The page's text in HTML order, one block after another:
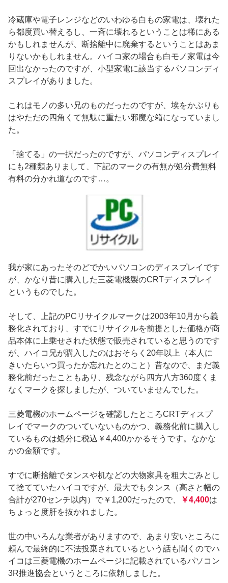
冷蔵庫や電子レンジなどのいわゆる白もの家電は、壊れた
ら都度買い替えるし、一斉に壊れるということは稀にある
かもしれませんが、断捨離中に廃棄するということはあま
りないかもしれません。ハイコ家の場合も白モノ家電は今
回出なかったのですが、小型家電に該当するパソコンディ
スプレイがありました。
これはモノの多い兄のものだったのですが、埃をかぶりも
はやただの四角くて無駄に重たい邪魔な箱になっていまし
た。
「捨てる」の一択だったのですが、パソコンディスプレイ
にも2種類ありまして、下記のマークの有無が処分費無料
有料の分かれ道なのです…。
我が家にあったそのどでかいパソコンのディスプレイです
が、かなり昔に購入した三菱電機製のCRTディスプレイ
というものでした。
そして、上記のPCリサイクルマークは2003年10月から義
務化されており、すでにリサイクルを前提とした価格が商
品本体に上乗せされた状態で販売されていると思うのです
が、ハイコ兄が購入したのはおそらく20年以上（本人に
きいたらいつ買ったか忘れたとのこと）昔なので、まだ義
務化前だったこともあり、残念ながら四方八方360度くま
なくマークを探しましたが、ついていませんでした。
三菱電機のホームページを確認したところCRTディスプ
レイでマークのついていないものかつ、義務化前に購入し
ているものは処分に税込￥4,400かかるそうです。なかな
かの金額です。
すでに断捨離でタンスや机などの大物家具を粗大ごみとし
て捨てていたハイコですが、最大でもタンス（高さと幅の
合計が270センチ以内）で￥1,200だったので、
￥4,400は
ちょっと度肝を抜かれました。
世の中いろんな業者がありますので、あまり安いところに
頼んで最終的に不法投棄されているという話も聞くのでハ
イコは三菱電機のホームページに記載されているパソコン
3R推進協会というところに依頼しました。